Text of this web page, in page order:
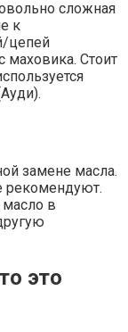
сложная
к
цепей
маховика. Стоит
замене масла.
рекомендуют.
масло в
это